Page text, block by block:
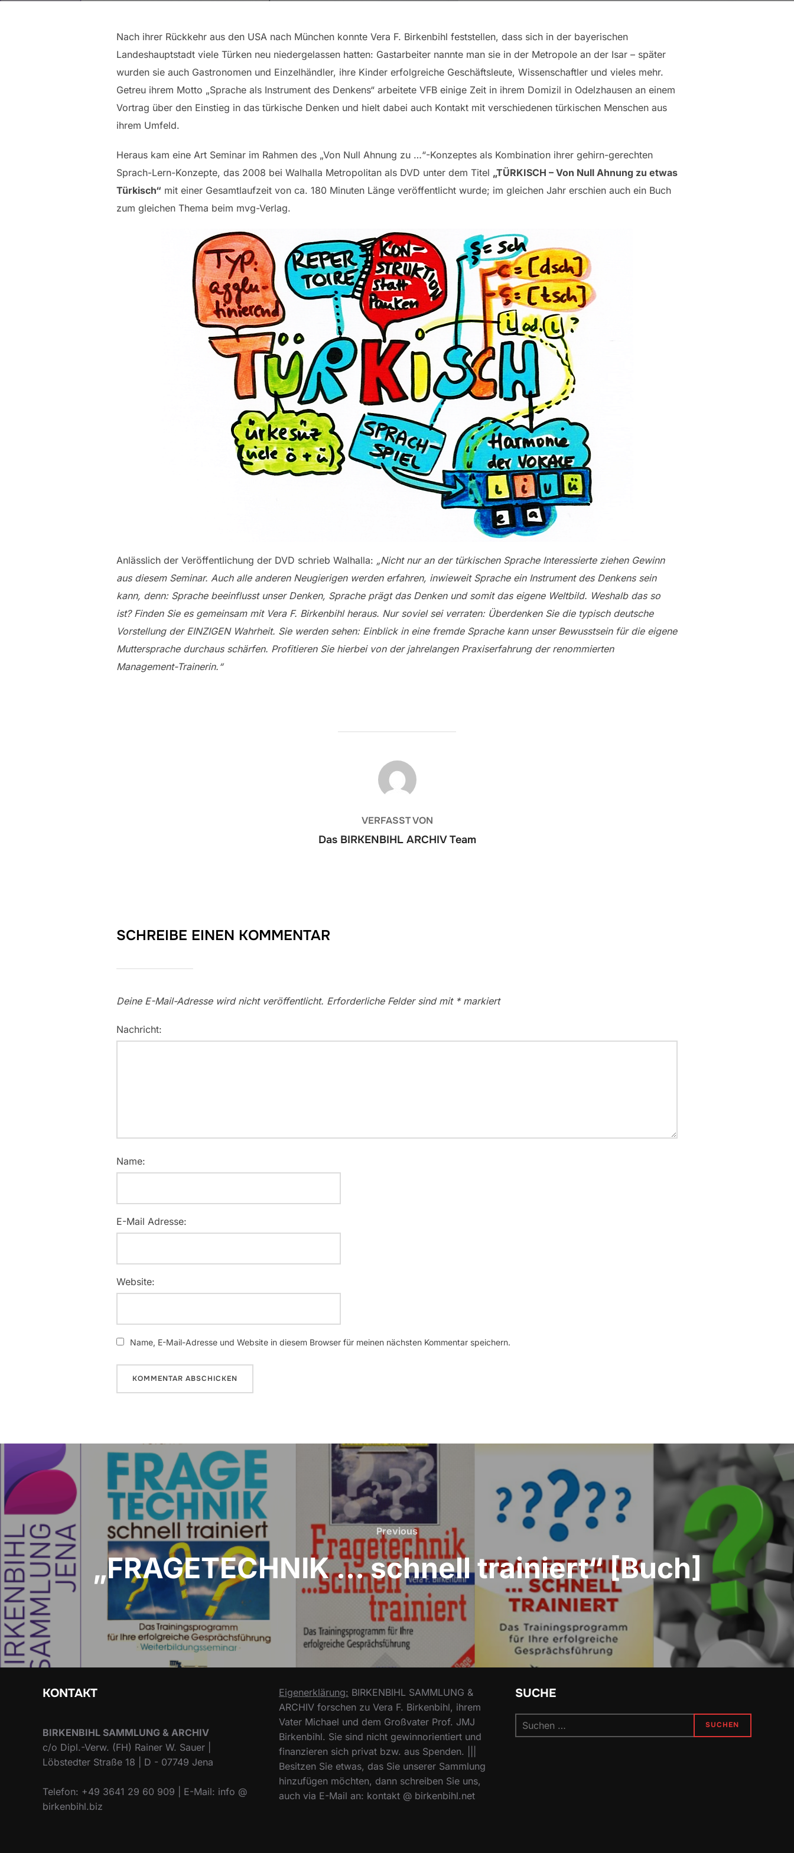
Nach ihrer Rückkehr aus den USA nach München konnte Vera F. Birkenbihl feststellen, dass sich in der bayerischen
Landeshauptstadt viele Türken neu niedergelassen hatten: Gastarbeiter nannte man sie in der Metropole an der Isar – später
wurden sie auch Gastronomen und Einzelhändler, ihre Kinder erfolgreiche Geschäftsleute, Wissenschaftler und vieles mehr.
Getreu ihrem Motto „Sprache als Instrument des Denkens“ arbeitete VFB einige Zeit in ihrem Domizil in Odelzhausen an einem
Vortrag über den Einstieg in das türkische Denken und hielt dabei auch Kontakt mit verschiedenen türkischen Menschen aus
ihrem Umfeld.
Heraus kam eine Art Seminar im Rahmen des „Von Null Ahnung zu …“-Konzeptes als Kombination ihrer gehirn-gerechten
Sprach-Lern-Konzepte, das 2008 bei Walhalla Metropolitan als DVD unter dem Titel „TÜRKISCH – Von Null Ahnung zu etwas
Türkisch“ mit einer Gesamtlaufzeit von ca. 180 Minuten Länge veröffentlicht wurde; im gleichen Jahr erschien auch ein Buch
zum gleichen Thema beim mvg-Verlag.
Anlässlich der Veröffentlichung der DVD schrieb Walhalla: „Nicht nur an der türkischen Sprache Interessierte ziehen Gewinn
aus diesem Seminar. Auch alle anderen Neugierigen werden erfahren, inwieweit Sprache ein Instrument des Denkens sein
kann, denn: Sprache beeinflusst unser Denken, Sprache prägt das Denken und somit das eigene Weltbild. Weshalb das so
ist? Finden Sie es gemeinsam mit Vera F. Birkenbihl heraus. Nur soviel sei verraten: Überdenken Sie die typisch deutsche
Vorstellung der EINZIGEN Wahrheit. Sie werden sehen: Einblick in eine fremde Sprache kann unser Bewusstsein für die eigene
Muttersprache durchaus schärfen. Profitieren Sie hierbei von der jahrelangen Praxiserfahrung der renommierten
Management-Trainerin.“
BEITRAGSAUTOR
VERFASST VON
Das BIRKENBIHL ARCHIV Team
SCHREIBE EINEN KOMMENTAR
Deine E-Mail-Adresse wird nicht veröffentlicht. Erforderliche Felder sind mit *markiert
Nachricht:
Name:
E-Mail Adresse:
Website:
Name, E-Mail-Adresse und Website in diesem Browser für meinen nächsten Kommentar speichern.
Beitragsnavigation
Previous
Previous
„FRAGETECHNIK … schnell trainiert“ [Buch]
KONTAKT
BIRKENBIHL SAMMLUNG & ARCHIV
c/o Dipl.-Verw. (FH) Rainer W. Sauer |
Löbstedter Straße 18 | D - 07749 Jena
Telefon: +49 3641 29 60 909 | E-Mail: info @
birkenbihl.biz
Eigenerklärung: BIRKENBIHL SAMMLUNG &
ARCHIV forschen zu Vera F. Birkenbihl, ihrem
Vater Michael und dem Großvater Prof. JMJ
Birkenbihl. Sie sind nicht gewinnorientiert und
finanzieren sich privat bzw. aus Spenden. |||
Besitzen Sie etwas, das Sie unserer Sammlung
hinzufügen möchten, dann schreiben Sie uns,
auch via E-Mail an: kontakt @ birkenbihl.net
SUCHE
Suchen
nach:
SUCHEN